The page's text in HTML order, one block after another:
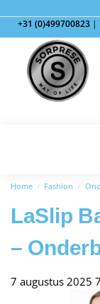
+31 (0)499700823 |
Home / Fashion /
LaSlip
–
7 augustus 2025